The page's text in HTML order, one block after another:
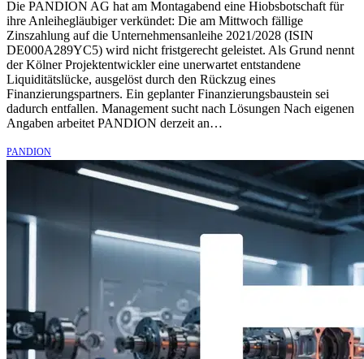
Die PANDION AG hat am Montagabend eine Hiobsbotschaft für
ihre Anleihegläubiger verkündet: Die am Mittwoch fällige
Zinszahlung auf die Unternehmensanleihe 2021/2028 (ISIN
DE000A289YC5) wird nicht fristgerecht geleistet. Als Grund nennt
der Kölner Projektentwickler eine unerwartet entstandene
Liquiditätslücke, ausgelöst durch den Rückzug eines
Finanzierungspartners. Ein geplanter Finanzierungsbaustein sei
dadurch entfallen. Management sucht nach Lösungen Nach eigenen
Angaben arbeitet PANDION derzeit an…
PANDION